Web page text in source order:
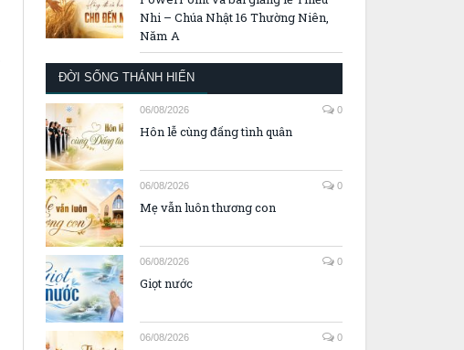
Nhi – Chúa Nhật 16 Thường Niên,
Năm A
ĐỜI SỐNG THÁNH HIẾN
06/08/2026 0
Hôn lễ cùng đấng tình quân
06/08/2026 0
Mẹ vẫn luôn thương con
06/08/2026 0
Giọt nước
06/08/2026 0